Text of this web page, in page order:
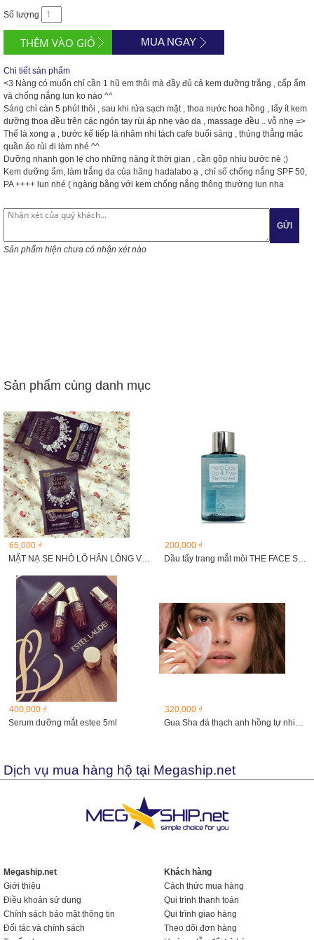
Số lượng
MUA NGAY
Chi tiết sản phẩm
<3 Nàng có muốn chỉ cần 1 hũ em thôi mà đầy đủ cả kem dưỡng trắng , cấp ẩm
và chống nắng lun ko nào ^^
Sáng chỉ càn 5 phút thôi , sau khi rửa sạch mặt , thoa nước hoa hồng , lấy ít kem
dưỡng thoa đều trên các ngón tay rùi áp nhẹ vào da , massage đều .. vỗ nhẹ =>
Thế là xong ạ , bước kế tiếp là nhâm nhi tách cafe buổi sáng , thủng thẳng mặc
quần áo rùi đi làm nhé ^^
Dưỡng nhanh gọn lẹ cho những nàng ít thời gian , cần gộp nhìu bước nè ;)
Kem dưỡng ẩm, làm trắng da của hãng hadalabo ạ , chỉ số chống nắng SPF 50,
PA ++++ lun nhé ( ngàng bằng với kem chống nắng thông thường lun nha
GỬI
Sản phẩm hiện chưa có nhận xét nào
Sản phẩm cùng danh mục
65,000 ₫
MẶT NẠ SE NHỎ LỖ HÂN LÔNG VỚI TINH CHẤT NGỌC CHAI ĐEN VÀ...
200,000 ₫
Dầu tẩy trang mắt môi THE FACE SHOP
400,000 ₫
Serum dưỡng mắt estee 5ml
320,000 ₫
Gua Sha đá thạch anh hồng tự nhiên Ebelin (kèm túi đựng)
Dịch vụ mua hàng hộ tại Megaship.net
Megaship.net
Giới thiệu
Điều khoản sử dụng
Chính sách bảo mật thông tin
Đối tác và chính sách
Khách hàng
Cách thức mua hàng
Qui trình thanh toán
Qui trình giao hàng
Theo dõi đơn hàng